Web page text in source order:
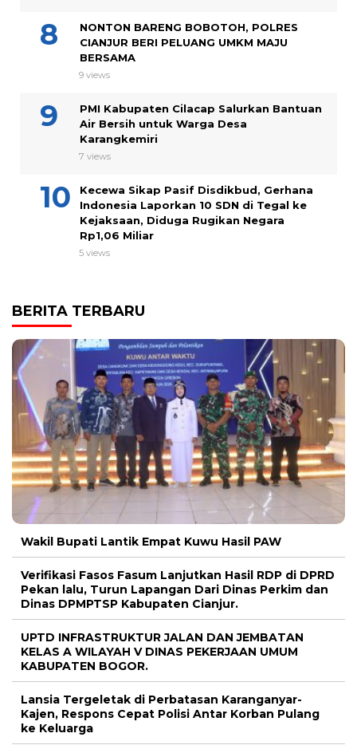
NONTON BARENG BOBOTOH, POLRES
CIANJUR BERI PELUANG UMKM MAJU
BERSAMA
9 views
PMI Kabupaten Cilacap Salurkan Bantuan
Air Bersih untuk Warga Desa
Karangkemiri
7 views
Kecewa Sikap Pasif Disdikbud, Gerhana
Indonesia Laporkan 10 SDN di Tegal ke
Kejaksaan, Diduga Rugikan Negara
Rp1,06 Miliar
5 views
BERITA TERBARU
Wakil Bupati Lantik Empat Kuwu Hasil PAW
Verifikasi Fasos Fasum Lanjutkan Hasil RDP di DPRD
Pekan lalu, Turun Lapangan Dari Dinas Perkim dan
Dinas DPMPTSP Kabupaten Cianjur.
UPTD INFRASTRUKTUR JALAN DAN JEMBATAN
KELAS A WILAYAH V DINAS PEKERJAAN UMUM
KABUPATEN BOGOR.
Lansia Tergeletak di Perbatasan Karanganyar-
Kajen, Respons Cepat Polisi Antar Korban Pulang
ke Keluarga